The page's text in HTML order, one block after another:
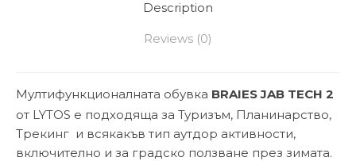
Description
Reviews (0)
Мултифункционалната обувка BRAIES JAB TECH 2
от LYTOS е подходяща за Туризъм, Планинарство,
Трекинг и всякакъв тип аутдор активности,
включително и за градско ползване през зимата.